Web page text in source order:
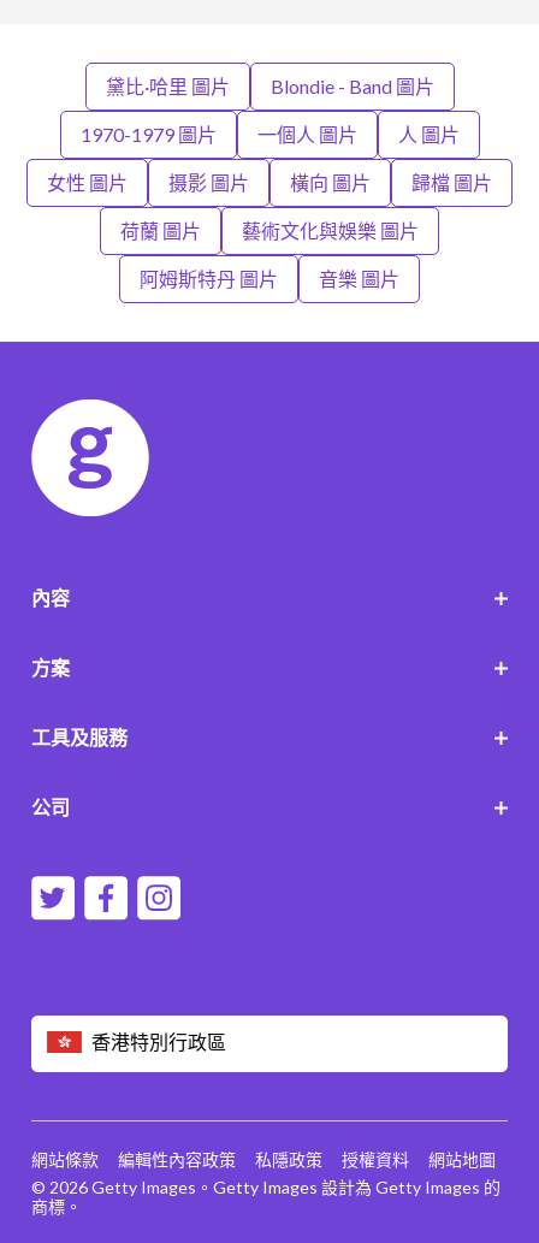
黛比·哈里 圖片 Blondie - Band 圖片
1970-1979 圖片 一個人 圖片 人 圖片
女性 圖片 摄影 圖片 橫向 圖片 歸檔 圖片
荷蘭 圖片 藝術文化與娛樂 圖片
阿姆斯特丹 圖片 音樂 圖片
香港特別行政區
內容
方案
工具及服務
公司
© 2026 Getty Images。Getty Images 設計為 Getty Images 的
商標。
網站條款 編輯性內容政策 私隱政策 授權資料 網站地圖